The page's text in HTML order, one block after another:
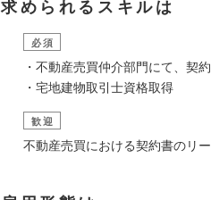
求められるスキルは
必須
・不動産売買仲介部門にて、契
・宅地建物取引士資格取得
歓迎
不動産売買における契約書のリ